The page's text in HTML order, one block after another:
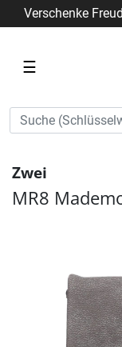
Verschenke
☰
Zwei
MR8